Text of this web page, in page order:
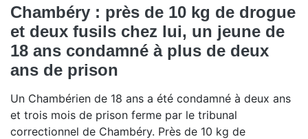
Chambéry : près de 10 kg de drogue
et deux fusils chez lui, un jeune de
18 ans condamné à plus de deux
ans de prison
Un Chambérien de 18 ans a été condamné à deux ans
et trois mois de prison ferme par le tribunal
correctionnel de Chambéry. Près de 10 kg de